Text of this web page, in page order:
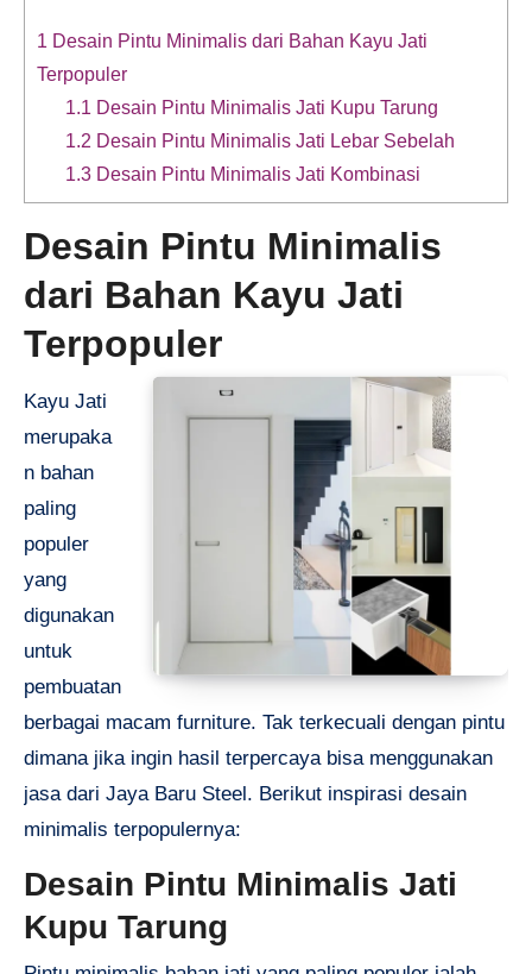
1 Desain Pintu Minimalis dari Bahan Kayu Jati
Terpopuler
1.1 Desain Pintu Minimalis Jati Kupu Tarung
1.2 Desain Pintu Minimalis Jati Lebar Sebelah
1.3 Desain Pintu Minimalis Jati Kombinasi
Desain Pintu Minimalis
dari Bahan Kayu Jati
Terpopuler
Kayu Jati
merupaka
n bahan
paling
populer
yang
digunakan
untuk
pembuatan
berbagai macam furniture. Tak terkecuali dengan pintu
dimana jika ingin hasil terpercaya bisa menggunakan
jasa dari Jaya Baru Steel. Berikut inspirasi desain
minimalis terpopulernya:
Desain Pintu Minimalis Jati
Kupu Tarung